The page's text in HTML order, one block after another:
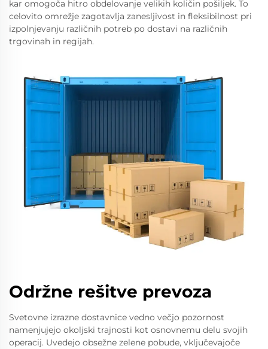
kar omogoča hitro obdelovanje velikih količin pošiljek. To
celovito omrežje zagotavlja zanesljivost in fleksibilnost pri
izpolnjevanju različnih potreb po dostavi na različnih
trgovinah in regijah.
Održne rešitve prevoza
Svetovne izrazne dostavnice vedno večjo pozornost
namenjujejo okoljski trajnosti kot osnovnemu delu svojih
operacij. Uvedejo obsežne zelene pobude, vključevajoče